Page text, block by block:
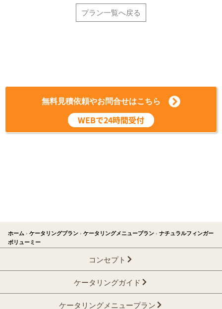
プラン一覧へ戻る
無料見積依頼やお問合せはこちら
WEBで24時間受付
ホーム › ケータリングプラン › ケータリングメニュープラン› ナチュラルフィンガー
ボリューミー
コンセプト
ケータリングガイド
ケータリングメニュープラン